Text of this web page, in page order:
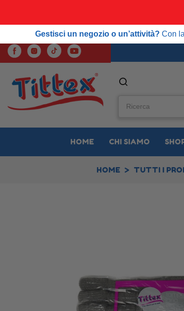
Gestisci un negozio o un’attività?Con la
HOME CHI SIAMO
HOME TUTTI I
Gestisci un negozio o un’attività? Con